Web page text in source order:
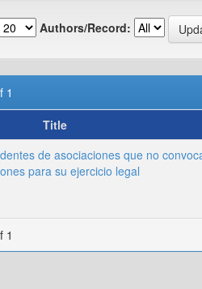
Authors/Record:
1
Title
de asociaciones que no
para su ejercicio legal
1